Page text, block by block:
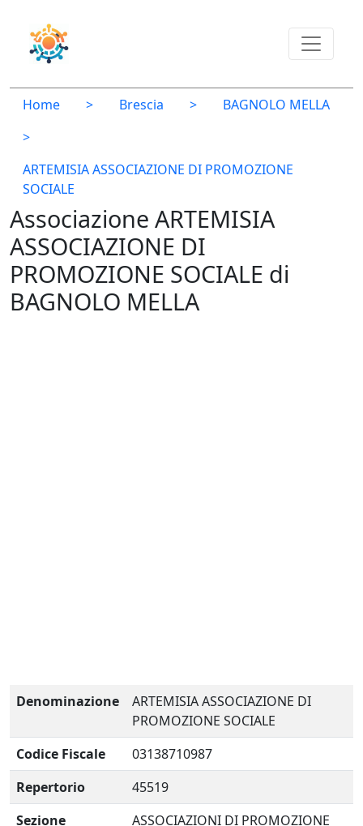
Home > Brescia >
BAGNOLO MELLA
>
ARTEMISIA ASSOCIAZIONE DI PROMOZIONE
SOCIALE
Associazione ARTEMISIA
ASSOCIAZIONE DI
PROMOZIONE SOCIALE di
BAGNOLO MELLA
Denominazione
ARTEMISIA ASSOCIAZIONE DI
PROMOZIONE SOCIALE
Codice Fiscale
03138710987
Repertorio
45519
Sezione
ASSOCIAZIONI DI PROMOZIONE